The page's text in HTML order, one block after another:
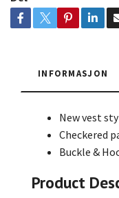
INFORMASJON
New vest
Checkered
Buckle &
Product